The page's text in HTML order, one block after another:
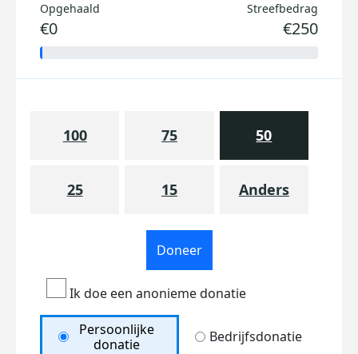
Opgehaald
€0
Streefbedrag
€250
100 75 50
25 15 Anders
Doneer
Ik doe een anonieme donatie
Persoonlijke
donatie
Bedrijfsdonatie